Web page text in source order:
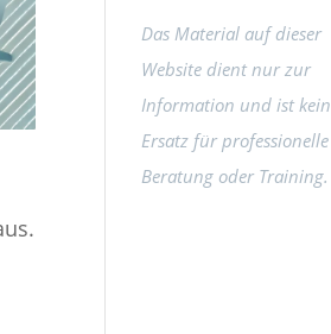
Das Material auf dieser
Website dient nur zur
Information und ist kein
Ersatz für professionelle
Beratung oder Training.